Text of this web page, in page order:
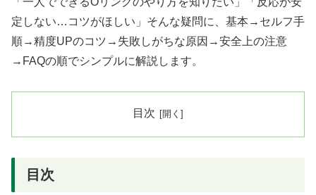
定しない…コツがほしい」そんな疑問に、基本→セルフ手
順→精度UPのコツ→失敗しがちな原因→安全上の注意
→FAQの順でシンプルに解説します。
目次
目次